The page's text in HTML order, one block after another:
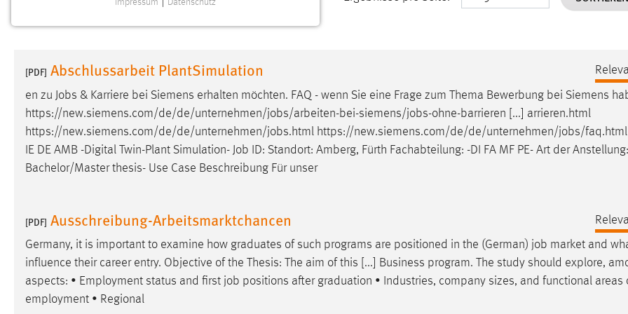
[PDF] Abschlussarbeit PlantSimulation
en zu Jobs & Karriere bei Siemens erhalten möchten. FAQ - wenn Sie eine Frage zum Thema Bewerbung bei Siemens
https://new.siemens.com/de/de/unternehmen/jobs/arbeiten-bei-siemens/jobs-ohne-barrieren [...] arrieren.html
https://new.siemens.com/de/de/unternehmen/jobs.html https://new.siemens.com/de/de/unternehmen/jobs/faq.html
IE DE AMB -Digital Twin-Plant Simulation- Job ID: Standort: Amberg, Fürth Fachabteilung: -DI FA MF PE- Art der
Bachelor/Master thesis- Use Case Beschreibung Für unser
[PDF] Ausschreibung-Arbeitsmarktchancen
Germany, it is important to examine how graduates of such programs are positioned in the (German) job market and
influence their career entry. Objective of the Thesis: The aim of this [...] Business program. The study should explore,
aspects: • Employment status and first job positions after graduation • Industries, company sizes, and functional areas
employment • Regional
Website erforderlich.
Einverständnis
Name: cookie_consent
Zweck:
ausgewählten Einverständnis-Optionen
Cookie Laufzeit:
Performance
Name: staticfilecache
Impressum Datenschutz